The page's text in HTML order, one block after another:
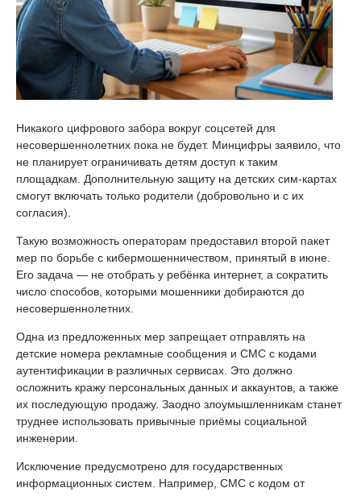
Никакого цифрового забора вокруг соцсетей для
несовершеннолетних пока не будет. Минцифры заявило, что
не планирует ограничивать детям доступ к таким
площадкам. Дополнительную защиту на детских сим-картах
смогут включать только родители (добровольно и с их
согласия).
Такую возможность операторам предоставил второй пакет
мер по борьбе с кибермошенничеством, принятый в июне.
Его задача — не отобрать у ребёнка интернет, а сократить
число способов, которыми мошенники добираются до
несовершеннолетних.
Одна из предложенных мер запрещает отправлять на
детские номера рекламные сообщения и СМС с кодами
аутентификации в различных сервисах. Это должно
осложнить кражу персональных данных и аккаунтов, а также
их последующую продажу. Заодно злоумышленникам станет
труднее использовать привычные приёмы социальной
инженерии.
Исключение предусмотрено для государственных
информационных систем. Например, СМС с кодом от